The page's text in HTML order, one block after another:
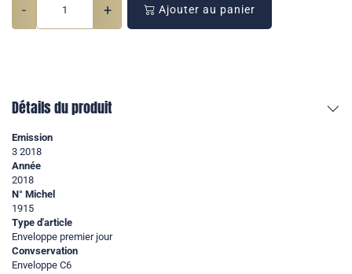
- + Ajouter au panier
Détails du produit
Emission
3 2018
Année
2018
N° Michel
1915
Type d'article
Enveloppe premier jour
Convservation
Enveloppe C6